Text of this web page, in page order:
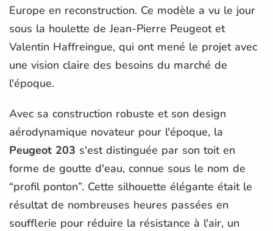
Europe en reconstruction. Ce modèle a vu le jour
sous la houlette de Jean-Pierre Peugeot et
Valentin Haffreingue, qui ont mené le projet avec
une vision claire des besoins du marché de
l'époque.
Avec sa construction robuste et son design
aérodynamique novateur pour l'époque, la
Peugeot 203 s'est distinguée par son toit en
forme de goutte d'eau, connue sous le nom de
“profil ponton”. Cette silhouette élégante était le
résultat de nombreuses heures passées en
soufflerie pour réduire la résistance à l'air, un